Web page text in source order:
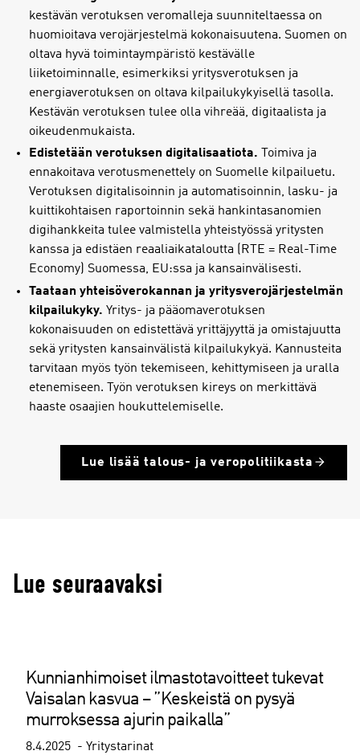
kestävän verotuksen veromalleja suunniteltaessa on
huomioitava verojärjestelmä kokonaisuutena. Suomen on
oltava hyvä toimintaympäristö kestävälle
liiketoiminnalle, esimerkiksi yritysverotuksen ja
energiaverotuksen on oltava kilpailukykyisellä tasolla.
Kestävän verotuksen tulee olla vihreää, digitaalista ja
oikeudenmukaista.
Edistetään verotuksen digitalisaatiota. Toimiva ja
ennakoitava verotusmenettely on Suomelle kilpailuetu.
Verotuksen digitalisoinnin ja automatisoinnin, lasku- ja
kuittikohtaisen raportoinnin sekä hankintasanomien
digihankkeita tulee valmistella yhteistyössä yritysten
kanssa ja edistäen reaaliaikataloutta (RTE = Real-Time
Economy) Suomessa, EU:ssa ja kansainvälisesti.
Taataan yhteisöverokannan ja yritysverojärjestelmän
kilpailukyky. Yritys- ja pääomaverotuksen
kokonaisuuden on edistettävä yrittäjyyttä ja omistajuutta
sekä yritysten kansainvälistä kilpailukykyä. Kannusteita
tarvitaan myös työn tekemiseen, kehittymiseen ja uralla
etenemiseen. Työn verotuksen kireys on merkittävä
haaste osaajien houkuttelemiselle.
Lue lisää talous- ja veropolitiikasta
Lue seuraavaksi
Kunnianhimoiset ilmastotavoitteet tukevat
Vaisalan kasvua – ”Keskeistä on pysyä
murroksessa ajurin paikalla”
8.4.2025 Yritystarinat